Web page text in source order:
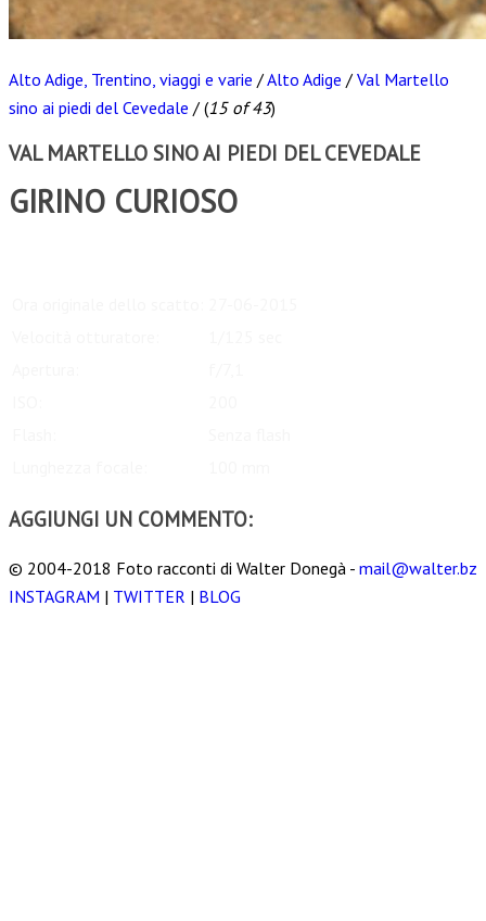
Alto Adige, Trentino, viaggi e varie /Alto Adige / Val Martello
sino ai piedi del Cevedale / (15 of 43)
VAL MARTELLO SINO AI PIEDI DEL CEVEDALE
GIRINO CURIOSO
AGGIUNGI UN COMMENTO:
© 2004-2018 Foto racconti di Walter Donegà - mail@walter.bz
INSTAGRAM | TWITTER | BLOG